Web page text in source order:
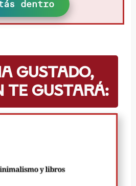
dentro
gustado,
te gustará: